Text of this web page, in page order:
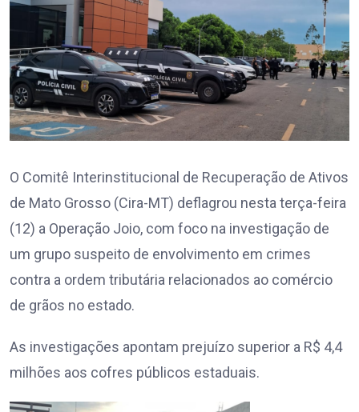
O Comitê Interinstitucional de Recuperação de Ativos
de Mato Grosso (Cira-MT) deflagrou nesta terça-feira
(12) a Operação Joio, com foco na investigação de
um grupo suspeito de envolvimento em crimes
contra a ordem tributária relacionados ao comércio
de grãos no estado.
As investigações apontam prejuízo superior a R$ 4,4
milhões aos cofres públicos estaduais.